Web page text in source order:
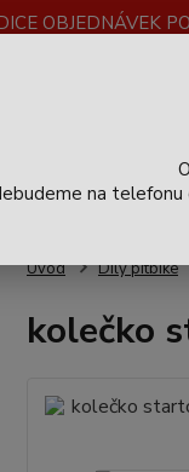
Úvod Díly pitbike
kolečko
na telefonu